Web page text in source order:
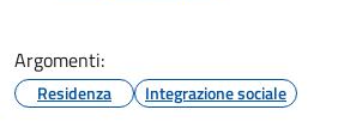
Argomenti:
Residenza Integrazione sociale